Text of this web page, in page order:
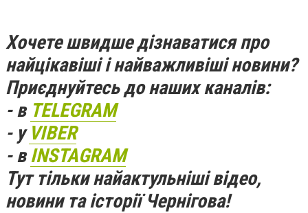
Хочете швидше дізнаватися про
найцікавіші і найважливіші новини?
Приєднуйтесь до наших каналів:
- в TELEGRAM
- у VIBER
- вINSTAGRAM
Тут тільки найактульніші відео,
новини та історії Чернігова!